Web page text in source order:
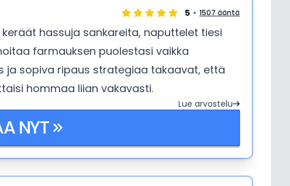
5 1507 ääntä
keräät hassuja sankareita, naputtelet tiesi
farmauksen puolestasi vaikka
ja sopiva ripaus strategiaa takaavat, että
hommaa liian vakavasti.
Lue arvostelu
NYT